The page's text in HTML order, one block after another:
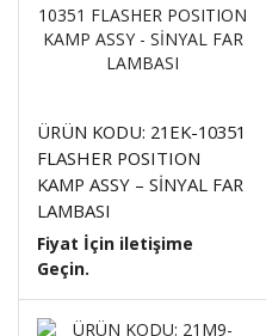
ÜRÜN KODU: 21EK-10351
FLASHER POSITION
KAMP ASSY – SİNYAL FAR
LAMBASI
Fiyat İçin iletişime
Geçin.